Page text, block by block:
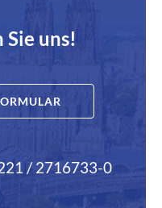
uns!
/ 2716733-0